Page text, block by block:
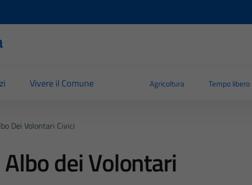
Vivere il Comune Agricoltura Tempo libero
Dei Volontari Civici
dei Volontari